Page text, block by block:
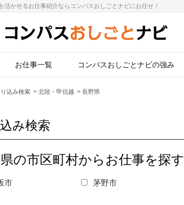
活かせるお仕事紹介ならコンパスおしごとナビにお任せ！
お仕事一覧 コンパスおしごとナビの強み
込み検索 > 北陸・甲信越 > 長野県
み検索
の市区町村からお仕事を探す
市 茅野市